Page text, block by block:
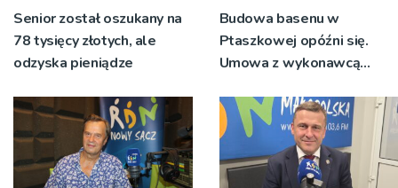
Senior został oszukany na
78 tysięcy złotych, ale
odzyska pieniądze
Budowa basenu w
Ptaszkowej opóźni się.
Umowa z wykonawcą
nie zostanie podpisana